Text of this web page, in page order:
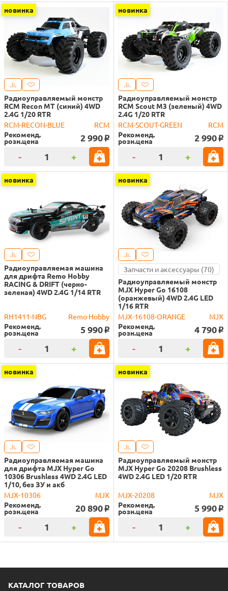
новинка
Радиоуправляемый монстр
RCM Recon MT (синий) 4WD
2.4G 1/20 RTR
RCM-RECON-BLUE
RCM
Рекоменд.
розн.цена 2 990 o
- +
новинка
Радиоуправляемый монстр
RCM Scout M3 (зеленый) 4WD
2.4G 1/20 RTR
RCM-SCOUT-GREEN
RCM
Рекоменд.
розн.цена 2 990 o
- +
новинка
Радиоуправляемая машина
для дрифта Remo Hobby
RACING & DRIFT (черно-
зеленая) 4WD 2.4G 1/14 RTR
RH1411-NBG
Remo Hobby
Рекоменд.
розн.цена 5 990 o
- +
новинка
Запчасти и аксессуары (70)
Радиоуправляемый монстр
MJX Hyper Go 16108
(оранжевый) 4WD 2.4G LED
1/16 RTR
MJX-16108-ORANGE
MJX
Рекоменд.
розн.цена 4 790 o
- +
новинка
Радиоуправляемая машина
для дрифта MJX Hyper Go
10306 Brushless 4WD 2.4G LED
1/10, без ЗУ и акб
MJX-10306
MJX
Рекоменд.
розн.цена 20 890 o
- +
новинка
Радиоуправляемый монстр
MJX Hyper Go 20208 Brushless
4WD 2.4G LED 1/20 RTR
MJX-20208
MJX
Рекоменд.
розн.цена 5 990 o
- +
КАТАЛОГ ТОВАРОВ